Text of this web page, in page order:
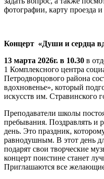
фотографии, карту проезда
Концерт «Души и сердца
13 марта 2026г. в 10.30 в
1 Комплексного центра
Петродворцового района
вдохновенье», который
искусств им. Стравинского
Преподаватели школы
пребывания. Поздравлять
день. Это праздник,
равнодушным. В этот день
подарят свои творческие
концерт поистине станет
Приглашаются все